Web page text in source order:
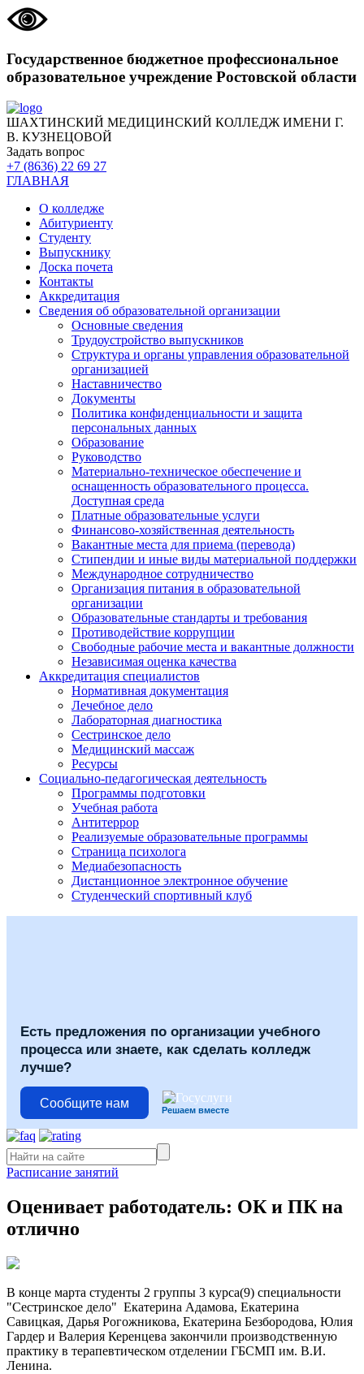
Государственное бюджетное профессиональное
образовательное учреждение Ростовской области
ШАХТИНСКИЙ МЕДИЦИНСКИЙ КОЛЛЕДЖ ИМЕНИ Г.
В. КУЗНЕЦОВОЙ
Задать вопрос
+7 (8636) 22 69 27
ГЛАВНАЯ
О колледже
Абитуриенту
Студенту
Выпускнику
Доска почета
Контакты
Аккредитация
Сведения об образовательной организации
Основные сведения
Трудоустройство выпускников
Структура и органы управления образовательной
организацией
Наставничество
Документы
Политика конфиденциальности и защита
персональных данных
Образование
Руководство
Материально-техническое обеспечение и
оснащенность образовательного процесса.
Доступная среда
Платные образовательные услуги
Финансово-хозяйственная деятельность
Вакантные места для приема (перевода)
Стипендии и иные виды материальной поддержки
Международное сотрудничество
Организация питания в образовательной
организации
Образовательные стандарты и требования
Противодействие коррупции
Свободные рабочие места и вакантные должности
Независимая оценка качества
Аккредитация специалистов
Нормативная документация
Лечебное дело
Лабораторная диагностика
Сестринское дело
Медицинский массаж
Ресурсы
Социально-педагогическая деятельность
Программы подготовки
Учебная работа
Антитеррор
Реализуемые образовательные программы
Страница психолога
Медиабезопасность
Дистанционное электронное обучение
Студенческий спортивный клуб
Есть предложения по организации учебного
процесса или знаете, как сделать колледж
лучше?
Сообщите нам Решаем вместе
Расписание занятий
Оценивает работодатель: ОК и ПК на
отлично
В конце марта студенты 2 группы 3 курса(9) специальности
"Сестринское дело" Екатерина Адамова, Екатерина
Савицкая, Дарья Рогожникова, Екатерина Безбородова, Юлия
Гардер и Валерия Керенцева закончили производственную
практику в терапевтическом отделении ГБСМП им. В.И.
Ленина.